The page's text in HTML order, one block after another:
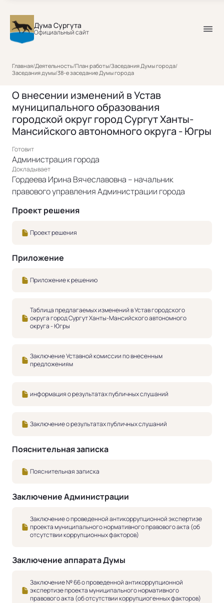
Дума Сургута
Официальный сайт
Главная/Деятельность/План работы/Заседания Думы города/
Заседания думы/38-е заседание Думы города
О внесении изменений в Устав
муниципального образования
городской округ город Сургут Ханты-
Мансийского автономного округа - Югры
Готовит
Администрация города
Докладывает
Гордеева Ирина Вячеславовна – начальник
правового управления Администрации города
Проект решения
Проект решения
Приложение
Приложение к решению
Таблица предлагаемых изменений в Устав городского
округа город Сургут Ханты-Мансийского автономного
округа - Югры
Заключение Уставной комиссии по внесенным
предложениям
информация о результатах публичных слушаний
Заключение о результатах публичных слушаний
Пояснительная записка
Пояснительная записка
Заключение Администрации
Заключение о проведенной антикоррупционной экспертизе
проекта муниципального нормативного правового акта (об
отсутствии коррупционных факторов)
Заключение аппарата Думы
Заключение № 66 о проведенной антикоррупционной
экспертизе проекта муниципального нормативного
правового акта (об отсутствии коррупциогенных факторов)